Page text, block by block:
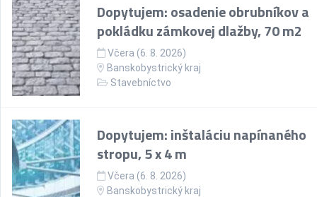
Dopytujem: osadenie obrubníkov a
pokládku zámkovej dlažby, 70 m2
Včera (6. 8. 2026)
Banskobystrický kraj
Stavebníctvo
Dopytujem: inštaláciu napínaného
stropu, 5 x 4 m
Včera (6. 8. 2026)
Banskobystrický kraj